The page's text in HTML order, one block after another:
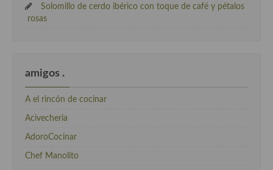
Solomillo de cerdo ibérico con toque de café y pétalos
rosas
amigos .
A el rincón de cocinar
Acivecheria
AdoroCocinar
Chef Manolito